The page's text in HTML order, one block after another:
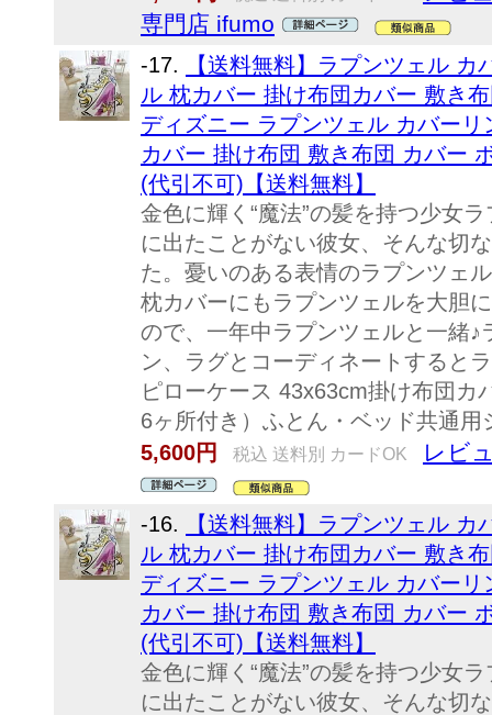
専門店 ifumo
-17.
【送料無料】ラプンツェル
ル 枕カバー 掛け布団カバー 敷き
ディズニー ラプンツェル カバー
カバー 掛け布団 敷き布団 カバー
(代引不可)【送料無料】
金色に輝く“魔法”の髪を持つ少女
に出たことがない彼女、そんな切
た。憂いのある表情のラプンツェ
枕カバーにもラプンツェルを大胆
ので、一年中ラプンツェルと一緒
ン、ラグとコーディネートすると
ピローケース 43x63cm掛け布団
6ヶ所付き）ふとん・ベッド共通用
5,600円
税込 送料別 カードOK レビ
-16.
【送料無料】ラプンツェル
ル 枕カバー 掛け布団カバー 敷き
ディズニー ラプンツェル カバー
カバー 掛け布団 敷き布団 カバー
(代引不可)【送料無料】
金色に輝く“魔法”の髪を持つ少女
に出たことがない彼女、そんな切